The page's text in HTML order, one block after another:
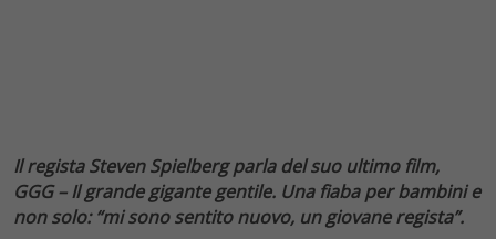
Il regista Steven Spielberg parla del suo ultimo film,
GGG – Ilgrande gigante gentile. Una fiaba per bambini e
non solo: “mi sono sentito nuovo, un giovane regista”.